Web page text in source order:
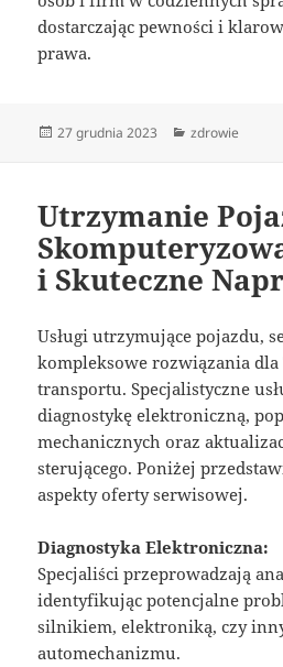
dostarczając pewności i
prawa.
Data
27 grudnia 2023 Kategorie
zdrowie
Utrzymanie
i Skuteczne
Usługi utrzymujące pojazdu,
kompleksowe rozwiązania dla
transportu. Specjalistyczne
diagnostykę elektroniczną,
mechanicznych oraz
sterującego. Poniżej
aspekty oferty serwisowej.
Diagnostyka Elektroniczna:
Specjaliści przeprowadzają
identyfikując potencjalne
silnikiem, elektroniką, czy
automechanizmu.